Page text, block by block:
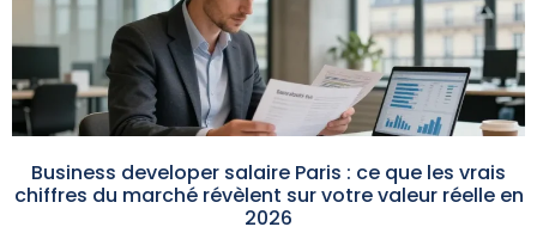
Business developer salaire Paris : ce que les vrais
chiffres du marché révèlent sur votre valeur réelle en
2026